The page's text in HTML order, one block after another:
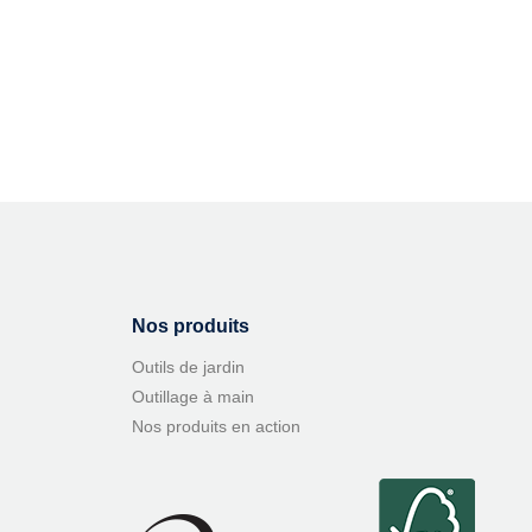
Nos produits
Outils de jardin
Outillage à main
Nos produits en action